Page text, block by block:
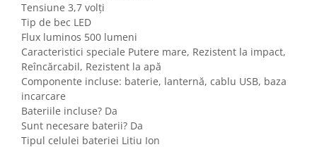
Articole Sanatate si Wellness
Consumabile sanitare
Cosmetice si produse ingrijire
personala
Igiena dentara
Jucarii, Copii & Bebe
Camera copilului
Hrana bebelusi
Tensiune 3,7 volți
Tip de bec LED
Flux luminos 500 lumeni
Caracteristici speciale Putere mare, Rezistent la impact,
Reîncărcabil, Rezistent la apă
Componente incluse: baterie, lanternă, cablu USB, baza
incarcare
Bateriile incluse? Da
Sunt necesare baterii? Da
Tipul celulei bateriei Litiu Ion